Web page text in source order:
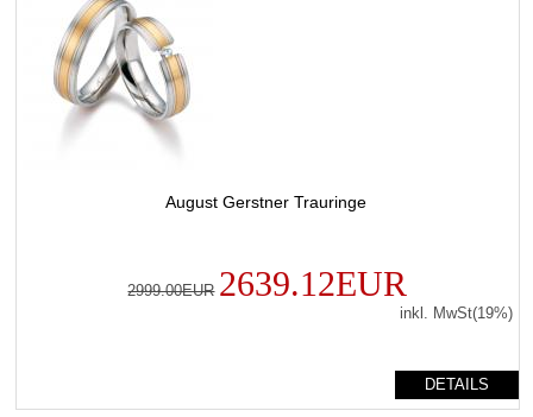
August Gerstner Trauringe
2999.00EUR 2639.12EUR
inkl. MwSt(19%)
DETAILS